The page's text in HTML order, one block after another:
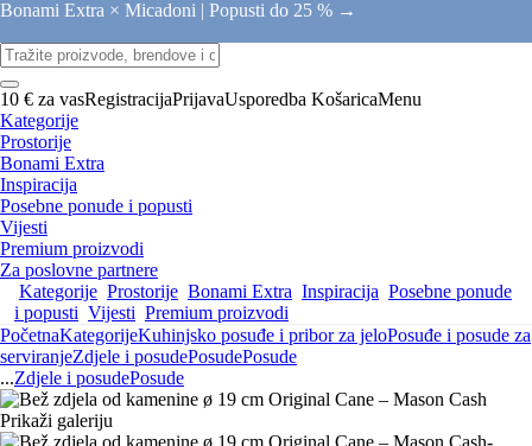
Bonami Extra × Micadoni | Popusti do 25 % →
10 € za vasRegistracijaPrijavaUsporedba KošaricaMenu
Kategorije
Prostorije
Bonami Extra
Inspiracija
Posebne ponude i popusti
Vijesti
Premium proizvodi
Za poslovne partnere
Kategorije Prostorije Bonami Extra Inspiracija Posebne ponude
i popusti Vijesti Premium proizvodi
PočetnaKategorijeKuhinjsko posuđe i pribor za jeloPosuđe i posude za
serviranjeZdjele i posudePosudePosude
...Zdjele i posudePosude
Prikaži galeriju